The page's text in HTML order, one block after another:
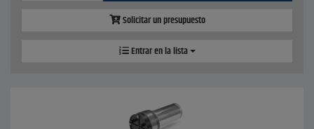
Solicitar un presupuesto
Entrar en la lista